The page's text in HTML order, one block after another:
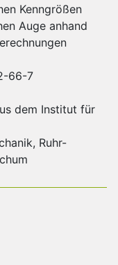
Kenngrößen
Auge anhand
66-7
dem Institut für
Ruhr-